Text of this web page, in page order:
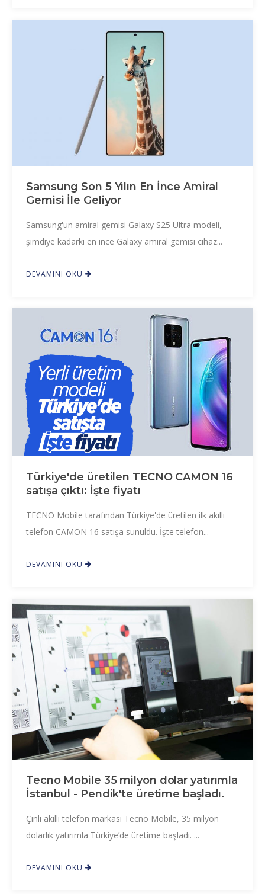
Samsung Son 5 Yılın En İnce Amiral
Gemisi İle Geliyor
Samsung'un amiral gemisi Galaxy S25 Ultra modeli,
şimdiye kadarki en ince Galaxy amiral gemisi cihaz...
DEVAMINI OKU
Türkiye'de üretilen TECNO CAMON 16
satışa çıktı: İşte fiyatı
TECNO Mobile tarafından Türkiye'de üretilen ilk akıllı
telefon CAMON 16 satışa sunuldu. İşte telefon...
DEVAMINI OKU
Tecno Mobile 35 milyon dolar yatırımla
İstanbul - Pendik'te üretime başladı.
Çinli akıllı telefon markası Tecno Mobile, 35 milyon
dolarlık yatırımla Türkiye’de üretime başladı. ...
DEVAMINI OKU